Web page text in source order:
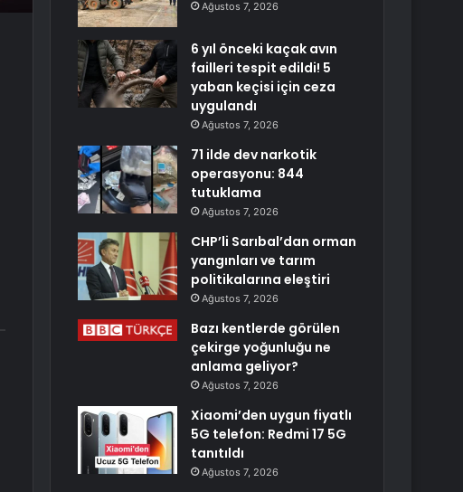
Ağustos 7, 2026
6 yıl önceki kaçak avın
failleri tespit edildi! 5
yaban keçisi için ceza
uygulandı
Ağustos 7, 2026
71 ilde dev narkotik
operasyonu: 844
tutuklama
Ağustos 7, 2026
CHP’li Sarıbal’dan orman
yangınları ve tarım
politikalarına eleştiri
Ağustos 7, 2026
Bazı kentlerde görülen
çekirge yoğunluğu ne
anlama geliyor?
Ağustos 7, 2026
Xiaomi’den uygun fiyatlı
5G telefon: Redmi 17 5G
tanıtıldı
Ağustos 7, 2026